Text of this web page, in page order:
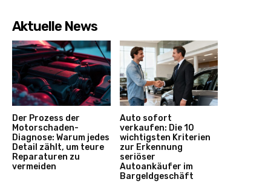
Aktuelle News
Der Prozess der
Motorschaden-
Diagnose: Warum jedes
Detail zählt, um teure
Reparaturen zu
vermeiden
Auto sofort
verkaufen: Die 10
wichtigsten Kriterien
zur Erkennung
seriöser
Autoankäufer im
Bargeldgeschäft